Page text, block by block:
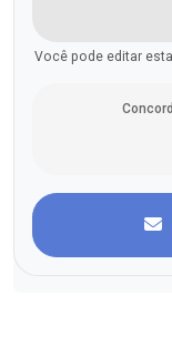
Você pode editar